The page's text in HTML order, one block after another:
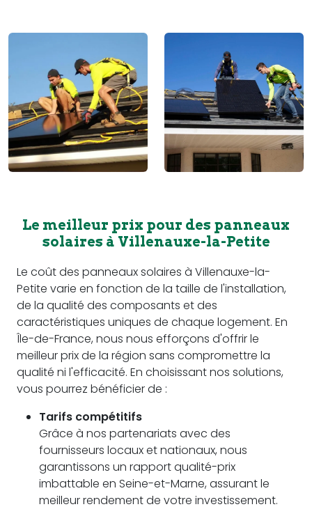
Le meilleur prix pour des panneaux
solaires à Villenauxe-la-Petite
Le coût des panneaux solaires à Villenauxe-la-
Petite varie en fonction de la taille de l'installation,
de la qualité des composants et des
caractéristiques uniques de chaque logement. En
Île-de-France, nous nous efforçons d'offrir le
meilleur prix de la région sans compromettre la
qualité ni l'efficacité. En choisissant nos solutions,
vous pourrez bénéficier de :
Tarifs compétitifs
Grâce à nos partenariats avec des
fournisseurs locaux et nationaux, nous
garantissons un rapport qualité-prix
imbattable en Seine-et-Marne, assurant le
meilleur rendement de votre investissement.